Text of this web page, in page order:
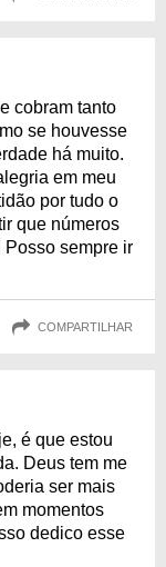
cobram tanto
se houvesse
há muito.
em meu
por tudo o
que números
Posso sempre ir
COMPARTILHAR
é que estou
Deus tem me
ser mais
momentos
dedico esse